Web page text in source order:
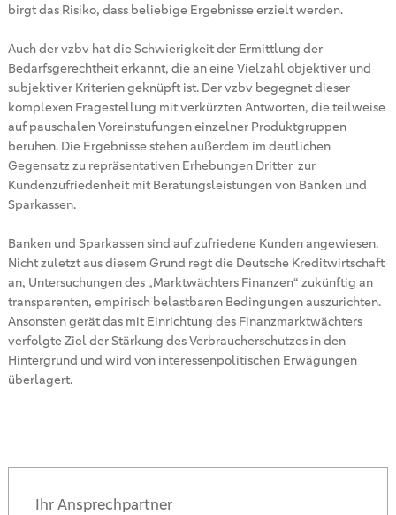
birgt das Risiko, dass beliebige Ergebnisse erzielt werden.
Auch der vzbv hat die Schwierigkeit der Ermittlung der
Bedarfsgerechtheit erkannt, die an eine Vielzahl objektiver und
subjektiver Kriterien geknüpft ist. Der vzbv begegnet dieser
komplexen Fragestellung mit verkürzten Antworten, die teilweise
auf pauschalen Voreinstufungen einzelner Produktgruppen
beruhen. Die Ergebnisse stehen außerdem im deutlichen
Gegensatz zu repräsentativen Erhebungen Dritter zur
Kundenzufriedenheit mit Beratungsleistungen von Banken und
Sparkassen.
Banken und Sparkassen sind auf zufriedene Kunden angewiesen.
Nicht zuletzt aus diesem Grund regt die Deutsche Kreditwirtschaft
an, Untersuchungen des „Marktwächters Finanzen“ zukünftig an
transparenten, empirisch belastbaren Bedingungen auszurichten.
Ansonsten gerät das mit Einrichtung des Finanzmarktwächters
verfolgte Ziel der Stärkung des Verbraucherschutzes in den
Hintergrund und wird von interessenpolitischen Erwägungen
überlagert.
Ihr Ansprechpartner